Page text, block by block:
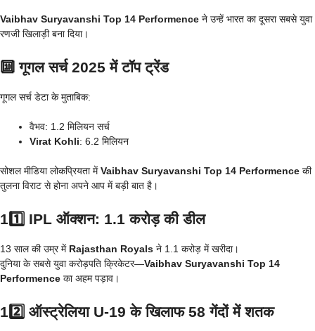
Vaibhav Suryavanshi Top 14 Performence ने उन्हें भारत का दूसरा सबसे युवा
रणजी खिलाड़ी बना दिया।
🔟 गूगल सर्च 2025 में टॉप ट्रेंड
गूगल सर्च डेटा के मुताबिक:
वैभव: 1.2 मिलियन सर्च
Virat Kohli: 6.2 मिलियन
सोशल मीडिया लोकप्रियता मेंVaibhav Suryavanshi Top 14 Performence की
तुलना विराट से होना अपने आप में बड़ी बात है।
11️⃣ IPL ऑक्शन: 1.1 करोड़ की डील
13 साल की उम्र में Rajasthan Royals ने 1.1 करोड़ में खरीदा।
दुनिया के सबसे युवा करोड़पति क्रिकेटर—Vaibhav Suryavanshi Top 14
Performence का अहम पड़ाव।
12️⃣ ऑस्ट्रेलिया U-19 के खिलाफ 58 गेंदों में शतक